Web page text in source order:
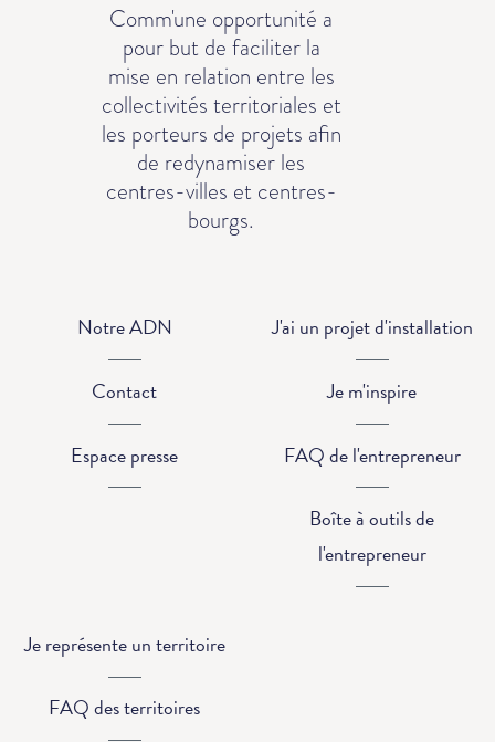
Comm'une opportunité a
pour but de faciliter la
mise en relation entre les
collectivités territoriales et
les porteurs de projets afin
de redynamiser les
centres-villes et centres-
bourgs.
Notre ADN
Contact
Espace presse
J'ai un projet d'installation
Je m'inspire
FAQ de l'entrepreneur
Boîte à outils de
l'entrepreneur
Je représente un territoire
FAQ des territoires